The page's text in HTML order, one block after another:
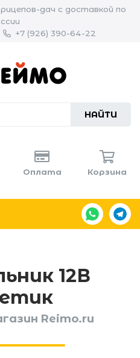
дач с доставкой по
+7 (926) 390-64-22
НАЙТИ
Оплата Корзина
12В
Reimo.ru